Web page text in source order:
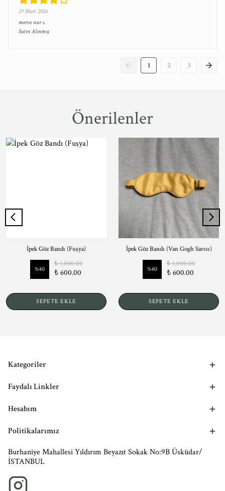
29 Mart 2026
merve nur ı.
Satın Alınmış
1 2 3
Önerilenler
İpek Göz Bandı (Fuşya)
%40
₺ 1,000.00
₺ 600.00
SEPETE EKLE
İpek Göz Bandı (Van Gogh Sarısı)
%40
₺ 1,000.00
₺ 600.00
SEPETE EKLE
Kategoriler
Faydalı Linkler
Hesabım
Politikalarımız
Burhaniye Mahallesi Yıldırım Beyazıt Sokak No:9B Üsküdar/
İSTANBUL